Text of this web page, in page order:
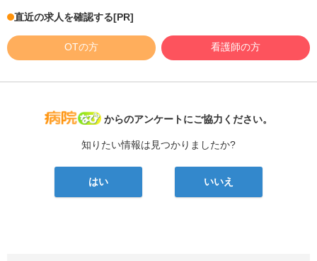
直近の求人を確認する[PR]
OTの方 看護師の方
病院なび
からのアンケートにご協力ください。
知りたい情報は見つかりましたか?
はい いいえ